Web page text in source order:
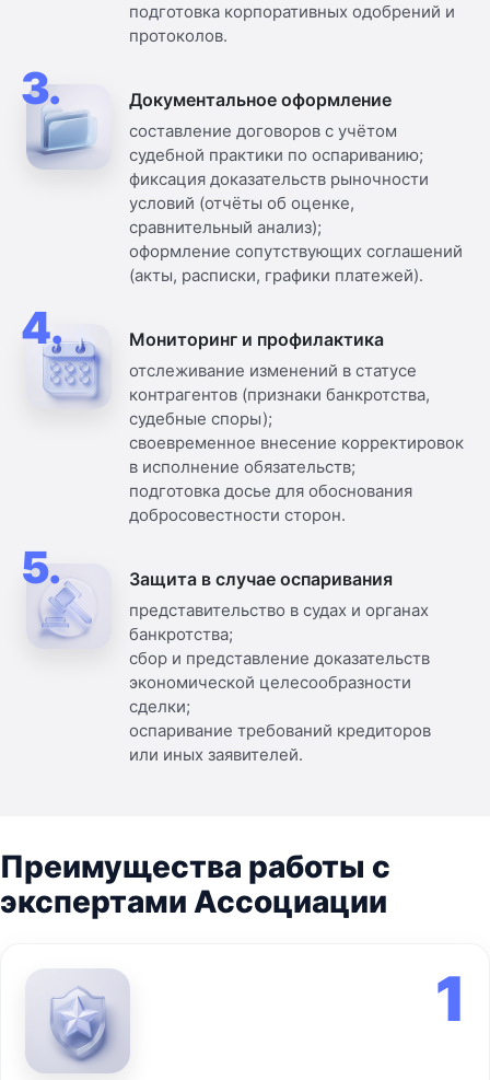
подготовка корпоративных одобрений и
протоколов.
3. Документальное оформление
составление договоров с учётом
судебной практики по оспариванию;
фиксация доказательств рыночности
условий (отчёты об оценке,
сравнительный анализ);
оформление сопутствующих соглашений
(акты, расписки, графики платежей).
4. Мониторинг и профилактика
отслеживание изменений в статусе
контрагентов (признаки банкротства,
судебные споры);
своевременное внесение корректировок
в исполнение обязательств;
подготовка досье для обоснования
добросовестности сторон.
5. Защита в случае оспаривания
представительство в судах и органах
банкротства;
сбор и представление доказательств
экономической целесообразности
сделки;
оспаривание требований кредиторов
или иных заявителей.
Преимущества работы с
экспертами Ассоциации
1